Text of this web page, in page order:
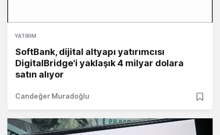
YATIRIM
SoftBank, dijital altyapı yatırımcısı
DigitalBridge'i yaklaşık 4 milyar dolara
satın alıyor
Candeğer Muradoğlu